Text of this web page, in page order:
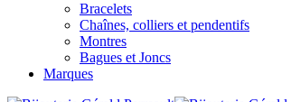
Bracelets
Chaînes, colliers et pendentifs
Montres
Bagues et Joncs
Marques